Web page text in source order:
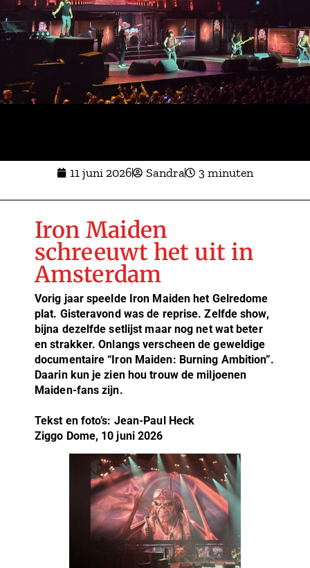
11 juni 2026 Sandra 3 minuten
Iron Maiden
schreeuwt het uit in
Amsterdam
Vorig jaar speelde Iron Maiden het Gelredome
plat. Gisteravond was de reprise. Zelfde show,
bijna dezelfde setlijst maar nog net wat beter
en strakker. Onlangs verscheen de geweldige
documentaire “Iron Maiden: Burning Ambition”.
Daarin kun je zien hou trouw de miljoenen
Maiden-fans zijn.
Tekst en foto’s: Jean-Paul Heck
Ziggo Dome, 10 juni 2026